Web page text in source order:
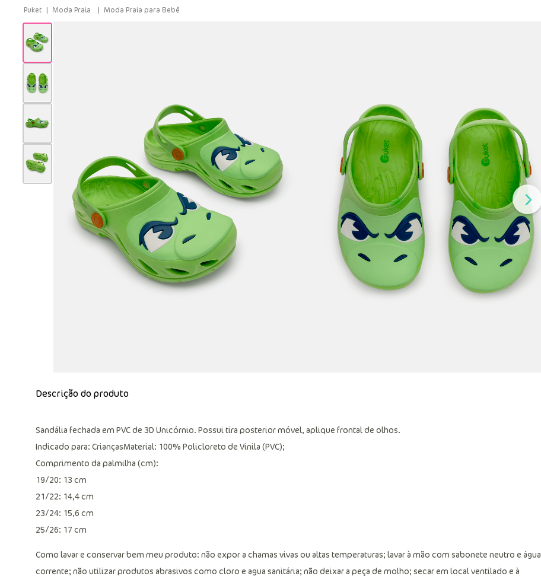
Moda Praia Moda Praia para Bebê
Descrição do produto
Sandália fechada em PVC de 3D Unicórnio. Possui tira posterior móvel, aplique frontal de olhos.
Indicado para: CriançasMaterial: 100% Policloreto de Vinila (PVC);
Comprimento da palmilha (cm):
19/20: 13 cm
21/22: 14,4 cm
23/24: 15,6 cm
25/26: 17 cm
Como lavar e conservar bem meu produto: não expor a chamas vivas ou altas temperaturas; lavar à mão com sabonete neutro e água
corrente; não utilizar produtos abrasivos como cloro e agua sanitária; não deixar a peça de molho; secar em local ventilado e à